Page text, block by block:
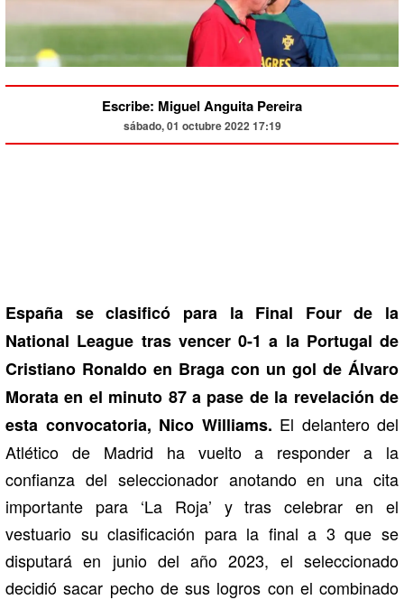
Escribe: Miguel Anguita Pereira
sábado, 01 octubre 2022 17:19
España se clasificó para la Final Four de la
National League tras vencer 0-1 a la Portugal de
Cristiano Ronaldo en Braga con un gol de Álvaro
Morata en el minuto 87 a pase de la revelación de
esta convocatoria, Nico Williams. El delantero del
Atlético de Madrid ha vuelto a responder a la
confianza del seleccionador anotando en una cita
importante para ‘La Roja’ y tras celebrar en el
vestuario su clasificación para la final a 3 que se
disputará en junio del año 2023, el seleccionado
decidió sacar pecho de sus logros con el combinado